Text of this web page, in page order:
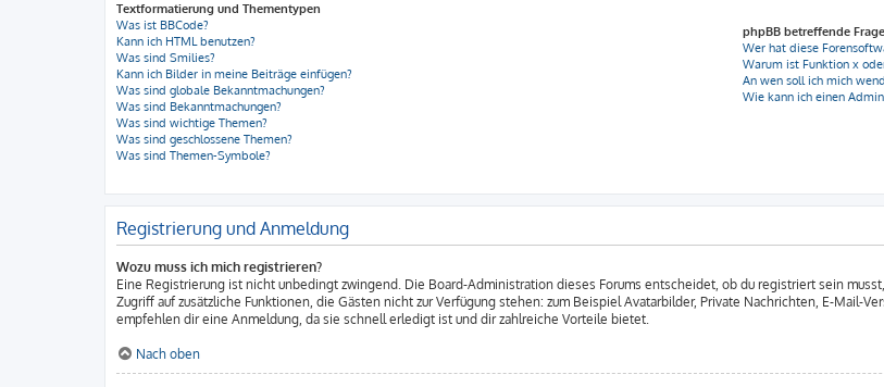
Textformatierung und Thementypen
Was ist BBCode?
Kann ich HTML benutzen?
Was sind Smilies?
Kann ich Bilder in meine Beiträge einfügen?
Was sind globale Bekanntmachungen?
Was sind Bekanntmachungen?
Was sind wichtige Themen?
Was sind geschlossene Themen?
Was sind Themen-Symbole?
phpBB betreffende
Wer hat diese
Warum ist Funktion x
An wen soll ich mich
Wie kann ich einen
Registrierung und Anmeldung
Wozu muss ich mich registrieren?
Eine Registrierung ist nicht unbedingt zwingend. Die Board-Administration dieses Forums entscheidet, ob du registriert sein
Zugriff auf zusätzliche Funktionen, die Gästen nicht zur Verfügung stehen: zum Beispiel Avatarbilder, Private Nachrichten, E-Mail-
empfehlen dir eine Anmeldung, da sie schnell erledigt ist und dir zahlreiche Vorteile bietet.
Nach oben